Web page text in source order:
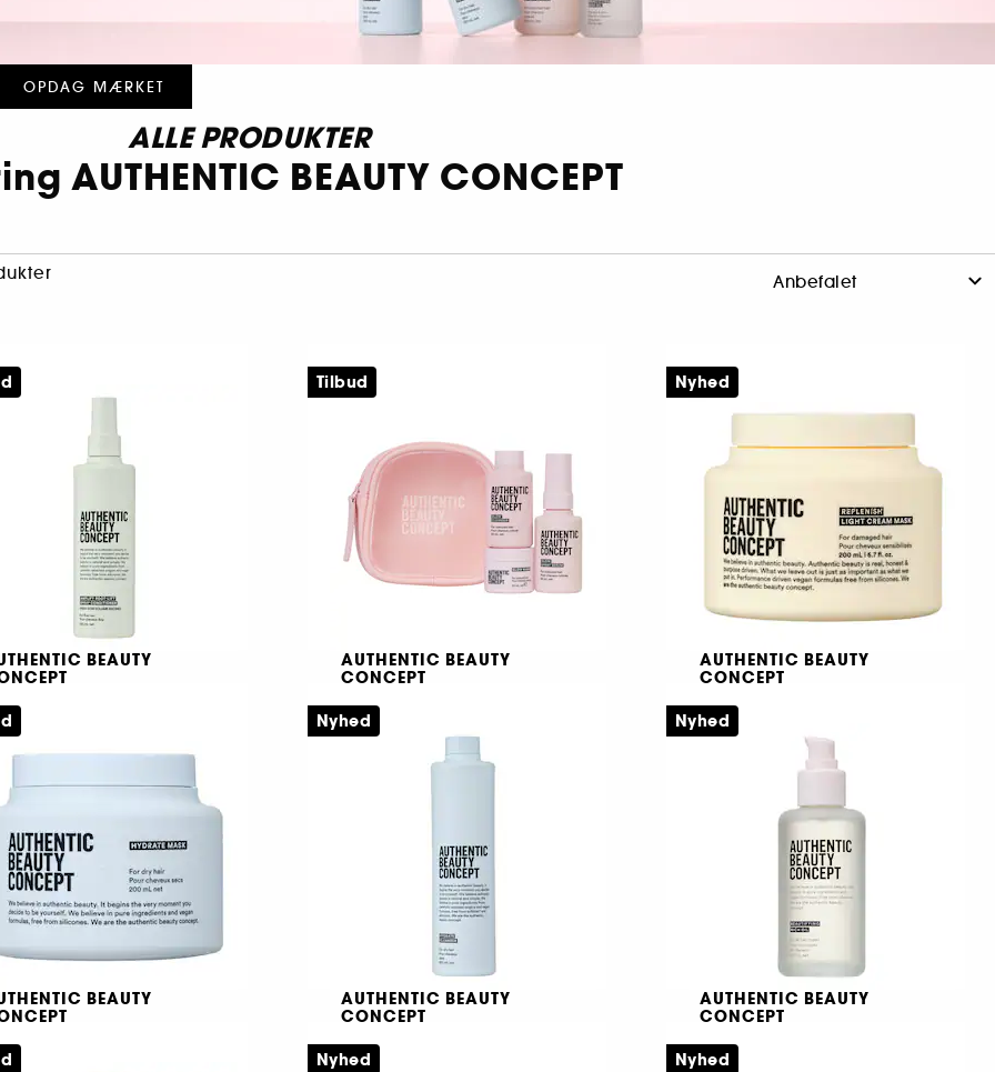
OPDAG MÆRKET
ALLE PRODUKTER
AUTHENTIC BEAUTY CONCEPT
BEAUTY
Root-Lift Spray
AUTHENTIC BEAUTY
CONCEPT
Glow
Plejesæt til glansfuldt hår
Tilbud
AUTHENTIC BEAUTY
CONCEPT
Replenish Light Cream
Mask
Nyhed
BEAUTY
Mask
AUTHENTIC BEAUTY
CONCEPT
Hydrate Cleanser
Nyhed
AUTHENTIC BEAUTY
CONCEPT
Beautifying Rich Oil
Nyhed
Nyhed Nyhed